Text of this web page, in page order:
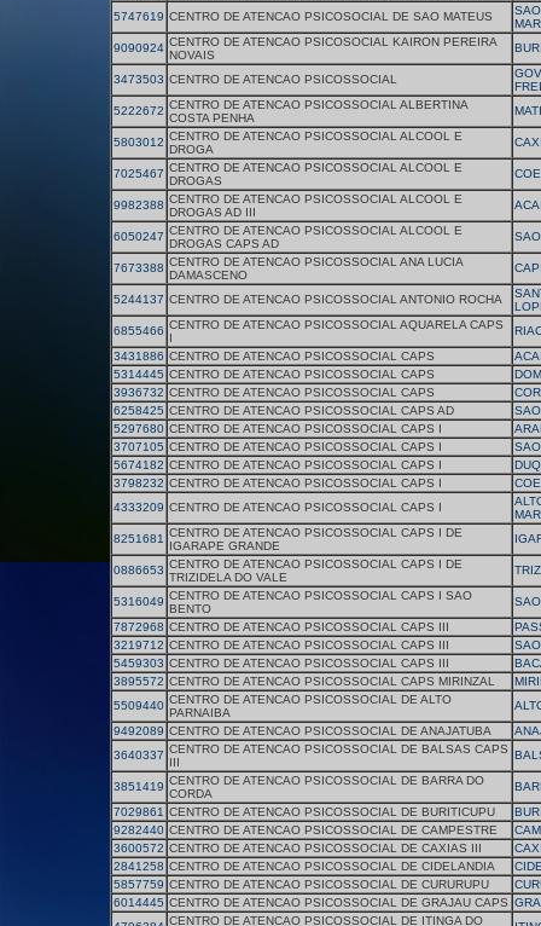
5747619 CENTRO DE ATENCAO PSICOSOCIAL DE SAO MATEUS
9090924 CENTRO DE ATENCAO PSICOSOCIAL KAIRON PEREIRA
NOVAIS
3473503 CENTRO DE ATENCAO PSICOSSOCIAL
5222672 CENTRO DE ATENCAO PSICOSSOCIAL ALBERTINA
COSTA PENHA
5803012 CENTRO DE ATENCAO PSICOSSOCIAL ALCOOL E
DROGA
7025467 CENTRO DE ATENCAO PSICOSSOCIAL ALCOOL E
DROGAS
9982388 CENTRO DE ATENCAO PSICOSSOCIAL ALCOOL E
DROGAS AD III
6050247 CENTRO DE ATENCAO PSICOSSOCIAL ALCOOL E
DROGAS CAPS AD
7673388 CENTRO DE ATENCAO PSICOSSOCIAL ANA LUCIA
DAMASCENO
5244137 CENTRO DE ATENCAO PSICOSSOCIAL ANTONIO ROCHA
6855466 CENTRO DE ATENCAO PSICOSSOCIAL AQUARELA CAPS
I
3431886 CENTRO DE ATENCAO PSICOSSOCIAL CAPS
5314445 CENTRO DE ATENCAO PSICOSSOCIAL CAPS
3936732 CENTRO DE ATENCAO PSICOSSOCIAL CAPS
6258425 CENTRO DE ATENCAO PSICOSSOCIAL CAPS AD
5297680 CENTRO DE ATENCAO PSICOSSOCIAL CAPS I
3707105 CENTRO DE ATENCAO PSICOSSOCIAL CAPS I
5674182 CENTRO DE ATENCAO PSICOSSOCIAL CAPS I
3798232 CENTRO DE ATENCAO PSICOSSOCIAL CAPS I
4333209 CENTRO DE ATENCAO PSICOSSOCIAL CAPS I
8251681 CENTRO DE ATENCAO PSICOSSOCIAL CAPS I DE
IGARAPE GRANDE
0886653 CENTRO DE ATENCAO PSICOSSOCIAL CAPS I DE
TRIZIDELA DO VALE
5316049 CENTRO DE ATENCAO PSICOSSOCIAL CAPS I SAO
BENTO
7872968 CENTRO DE ATENCAO PSICOSSOCIAL CAPS III
3219712 CENTRO DE ATENCAO PSICOSSOCIAL CAPS III
5459303 CENTRO DE ATENCAO PSICOSSOCIAL CAPS III
3895572 CENTRO DE ATENCAO PSICOSSOCIAL CAPS MIRINZAL
5509440 CENTRO DE ATENCAO PSICOSSOCIAL DE ALTO
PARNAIBA
9492089 CENTRO DE ATENCAO PSICOSSOCIAL DE ANAJATUBA
3640337 CENTRO DE ATENCAO PSICOSSOCIAL DE BALSAS CAPS
III
3851419 CENTRO DE ATENCAO PSICOSSOCIAL DE BARRA DO
CORDA
7029861 CENTRO DE ATENCAO PSICOSSOCIAL DE BURITICUPU
9282440 CENTRO DE ATENCAO PSICOSSOCIAL DE CAMPESTRE
3600572 CENTRO DE ATENCAO PSICOSSOCIAL DE CAXIAS III
2841258 CENTRO DE ATENCAO PSICOSSOCIAL DE CIDELANDIA
5857759 CENTRO DE ATENCAO PSICOSSOCIAL DE CURURUPU
6014445 CENTRO DE ATENCAO PSICOSSOCIAL DE GRAJAU CAPS
CENTRO DE ATENCAO PSICOSSOCIAL DE ITINGA DO